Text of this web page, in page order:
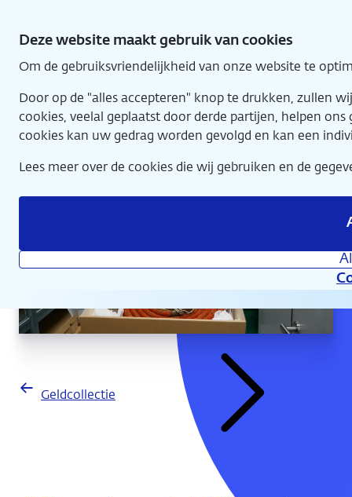
hoofdinhoud
Deze website maakt gebruik van cookies
Om de gebruiksvriendelijkheid van onze website te
Door op de "alles accepteren" knop te drukken, zullen
cookies, veelal geplaatst door derde partijen, helpen
cookies kan uw gedrag worden gevolgd en kan een
Lees meer over de cookies die wij gebruiken en de
Geldcollectie